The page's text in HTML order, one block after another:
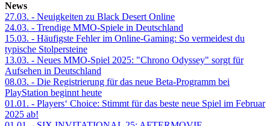
News
27.03. - Neuigkeiten zu Black Desert Online
24.03. - Trendige MMO-Spiele in Deutschland
15.03. - Häufigste Fehler im Online-Gaming: So vermeidest du
typische Stolpersteine
13.03. - Neues MMO-Spiel 2025: "Chrono Odyssey" sorgt für
Aufsehen in Deutschland
08.03. - Die Registrierung für das neue Beta-Programm bei
PlayStation beginnt heute
01.01. - Players‘ Choice: Stimmt für das beste neue Spiel im Februar
2025 ab!